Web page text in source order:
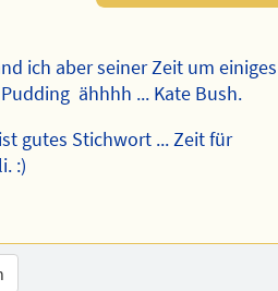
ich aber seiner Zeit um einiges
ähhhh ... Kate Bush.
gutes Stichwort ... Zeit für
:)